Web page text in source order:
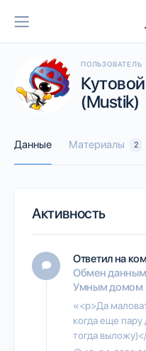
ПОЛЬЗОВАТЕЛЬ
(Mustik)
Данные Материалы 2
Активность
Ответил на
Обмен
Умным домом
«<p>Да
когда еще
тогда